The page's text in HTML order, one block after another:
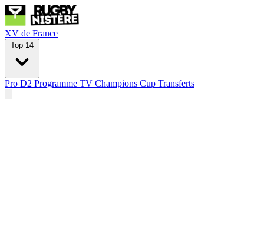
XV de France
Top 14
Pro D2 Programme TV Champions Cup Transferts